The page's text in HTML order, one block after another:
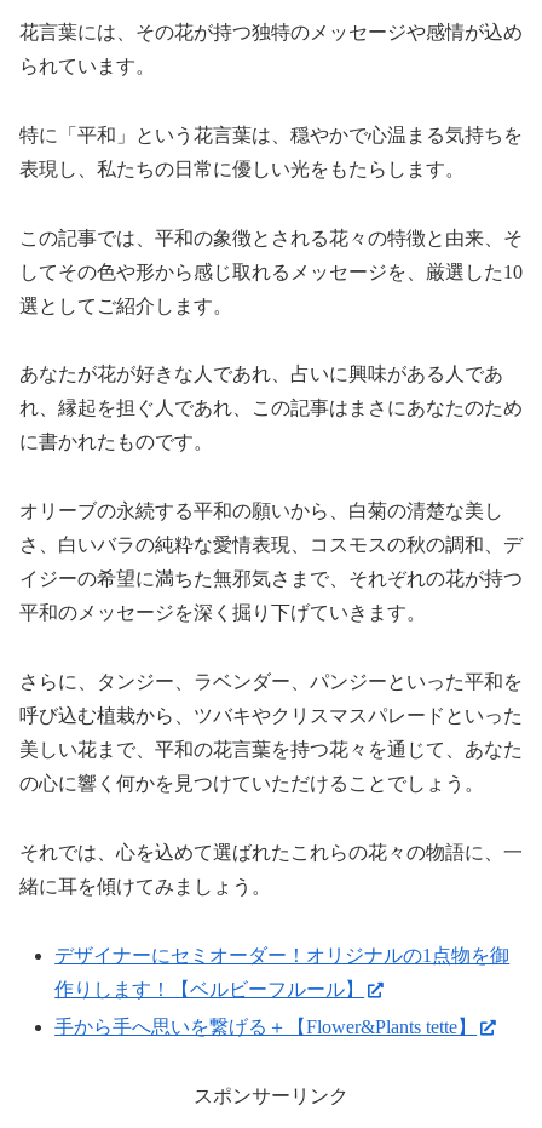
花言葉には、その花が持つ独特のメッセージや感情が込め
られています。
特に「平和」という花言葉は、穏やかで心温まる気持ちを
表現し、私たちの日常に優しい光をもたらします。
この記事では、平和の象徴とされる花々の特徴と由来、そ
してその色や形から感じ取れるメッセージを、厳選した10
選としてご紹介します。
あなたが花が好きな人であれ、占いに興味がある人であ
れ、縁起を担ぐ人であれ、この記事はまさにあなたのため
に書かれたものです。
オリーブの永続する平和の願いから、白菊の清楚な美し
さ、白いバラの純粋な愛情表現、コスモスの秋の調和、デ
イジーの希望に満ちた無邪気さまで、それぞれの花が持つ
平和のメッセージを深く掘り下げていきます。
さらに、タンジー、ラベンダー、パンジーといった平和を
呼び込む植栽から、ツバキやクリスマスパレードといった
美しい花まで、平和の花言葉を持つ花々を通じて、あなた
の心に響く何かを見つけていただけることでしょう。
それでは、心を込めて選ばれたこれらの花々の物語に、一
緒に耳を傾けてみましょう。
デザイナーにセミオーダー！オリジナルの1点物を御
作りします！【ベルビーフルール】
手から手へ思いを繋げる＋【Flower&Plants tette】
スポンサーリンク